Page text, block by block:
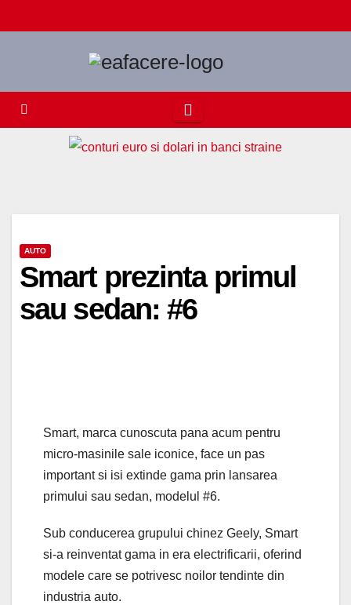
to
AUTO
Smart prezinta primul
sau sedan: #6
Smart, marca cunoscuta pana acum pentru
micro-masinile sale iconice, face un pas
important si isi extinde gama prin lansarea
primului sau sedan, modelul #6.
Sub conducerea grupului chinez Geely, Smart
si-a reinventat gama in era electrificarii, oferind
modele care se potrivesc noilor tendinte din
industria auto.